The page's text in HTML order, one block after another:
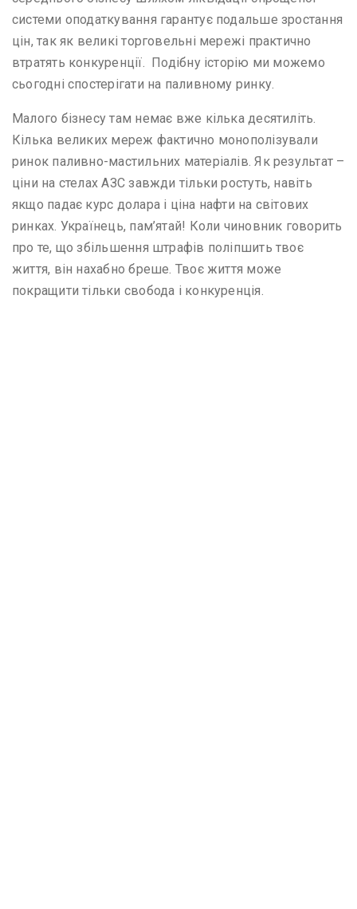
системи оподаткування гарантує подальше зростання
цін, так як великі торговельні мережі практично
втратять конкуренції. Подібну історію ми можемо
сьогодні спостерігати на паливному ринку.
Малого бізнесу там немає вже кілька десятиліть.
Кілька великих мереж фактично монополізували
ринок паливно-мастильних матеріалів. Як результат –
ціни на стелах АЗС завжди тільки ростуть, навіть
якщо падає курс долара і ціна нафти на світових
ринках. Українець, пам’ятай! Коли чиновник говорить
про те, що збільшення штрафів поліпшить твоє
життя, він нахабно бреше. Твоє життя може
покращити тільки свобода і конкуренція.